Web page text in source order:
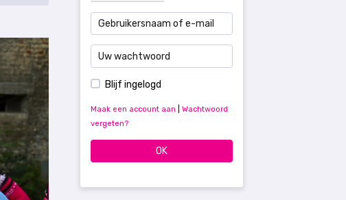
Blijf ingelogd
Maak een account aan
Wachtwoord
vergeten?
OK